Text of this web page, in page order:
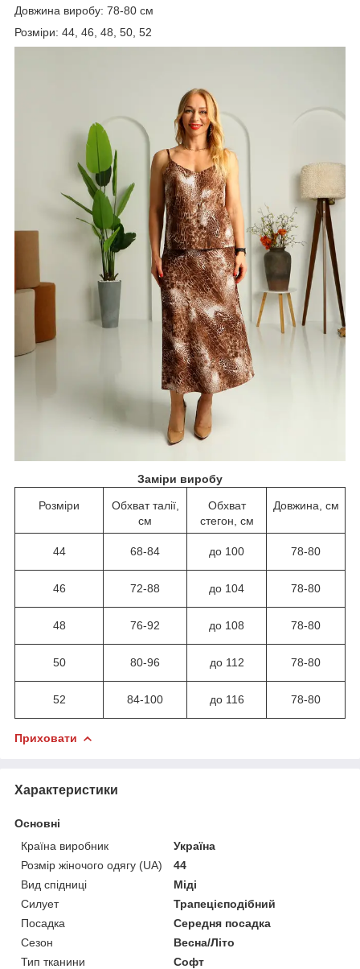
Довжина виробу: 78-80 см
Розміри: 44, 46, 48, 50, 52
Заміри виробу
Розміри
Обхват талії,
см
Обхват
стегон, см
Довжина, см
44 68-84 до 100 78-80
46 72-88 до 104 78-80
48 76-92 до 108 78-80
50 80-96 до 112 78-80
52 84-100 до 116 78-80
Приховати
Характеристики
Основні
Країна виробник
Україна
Розмір жіночого одягу (UA)
44
Вид спідниці
Міді
Силует
Трапецієподібний
Посадка
Середня посадка
Сезон
Весна/Літо
Тип тканини
Софт